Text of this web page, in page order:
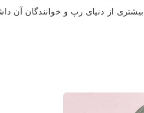
از دنیای رپ و خوانندگان آن